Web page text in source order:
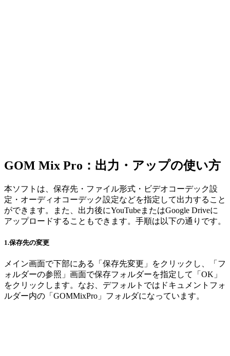
GOM Mix Pro：出力・アップの使い方
本ソフトは、保存先・ファイル形式・ビデオコーデック設
定・オーディオコーデック設定などを指定して出力すること
ができます。また、出力後にYouTubeまたはGoogle Driveに
アップロードすることもできます。手順は以下の通りです。
1.保存先の変更
メイン画面で下部にある「保存先変更」をクリックし、「フ
ォルダーの参照」画面で保存フォルダーを指定して「OK」
をクリックします。なお、デフォルトではドキュメントフォ
ルダー内の「GOMMixPro」フォルダになっています。